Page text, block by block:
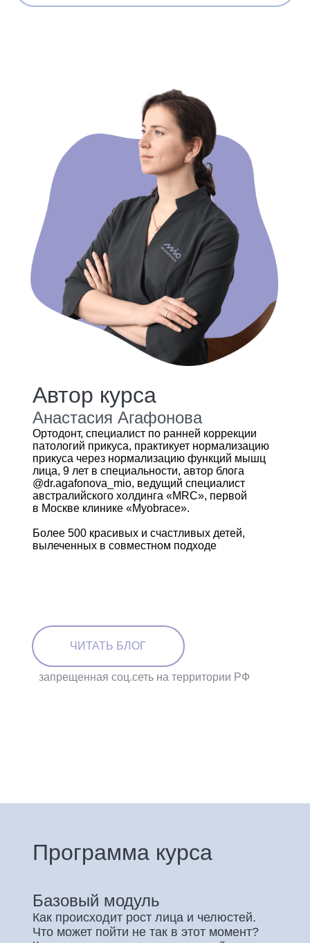
запрещенная соц.сеть на территории РФ
Автор курса
Анастасия Агафонова
Ортодонт, специалист по ранней коррекции
патологий прикуса, практикует нормализацию
прикуса через нормализацию функций мышц
лица, 9 лет в специальности, автор блога
@dr.agafonova_mio, ведущий специалист
австралийского холдинга «MRC», первой
в Москве клинике «Myobrace».
Более 500 красивых и счастливых детей,
вылеченных в совместном подходе
ЧИТАТЬ БЛОГ
Программа курса
Базовый модуль
Как происходит рост лица и челюстей.
Что может пойти не так в этот момент?